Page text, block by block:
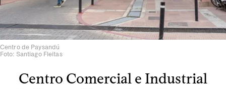
Centro de Paysandú
Foto: Santiago Fleitas
Centro Comercial e Industrial